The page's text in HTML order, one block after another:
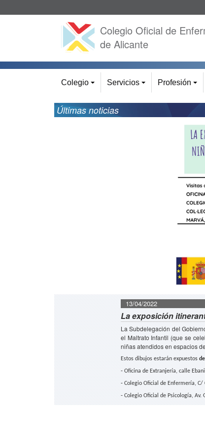
Colegio Oficial de
de Alicante
Colegio Servicios Profesión
Últimas noticias
13/04/2022
La exposición
La Subdelegación del
el Maltrato Infantil (que se
niñas atendidos en espacios
Estos dibujos estarán expuestos
- Oficina de Extranjería, calle
- Colegio Oficial de Enfermería, C/
- Colegio Oficial de Psicología, Av.